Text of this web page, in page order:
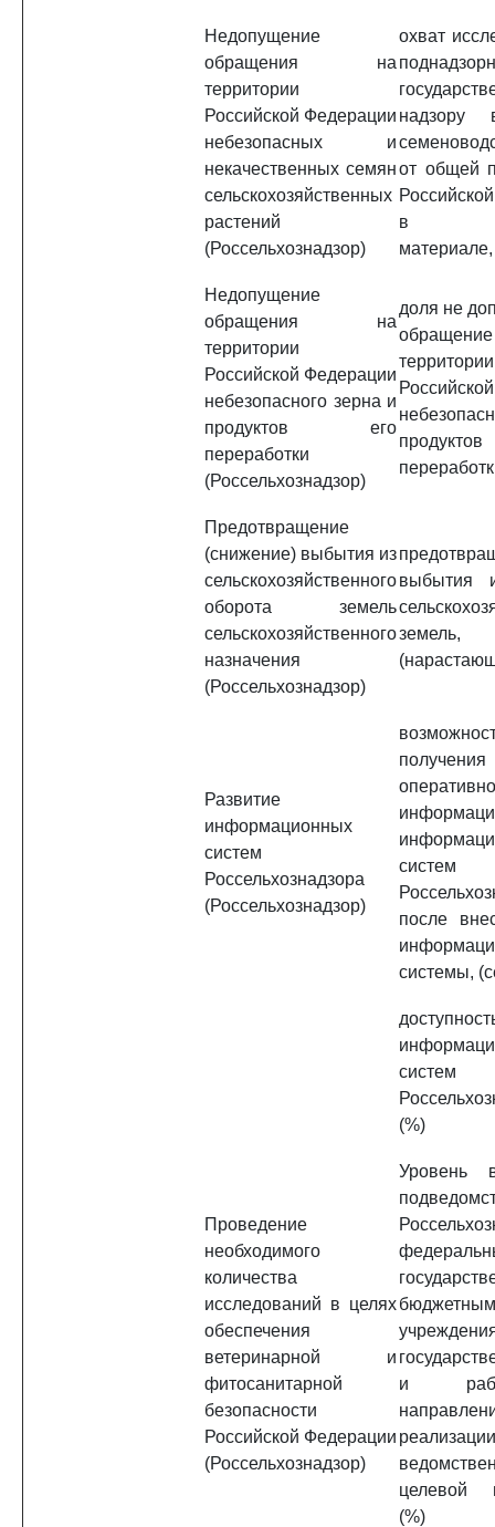
Недопущение
обращения на
территории
Российской Федерации
небезопасных и
некачественных семян
сельскохозяйственных
растений
(Россельхознадзор)
охват
надзору
от общей
в
Недопущение
обращения на
территории
Российской Федерации
небезопасного зерна и
продуктов его
переработки
(Россельхознадзор)
доля не
территории
Предотвращение
(снижение) выбытия из
сельскохозяйственного
оборота земель
сельскохозяйственного
назначения
(Россельхознадзор)
выбытия
Развитие
информационных
систем
Россельхознадзора
(Россельхознадзор)
получения
систем
после
системы,
систем
(%)
Проведение
необходимого
количества
исследований в целях
обеспечения
ветеринарной и
фитосанитарной
безопасности
Российской Федерации
(Россельхознадзор)
Уровень
и
реализации
целевой
(%)